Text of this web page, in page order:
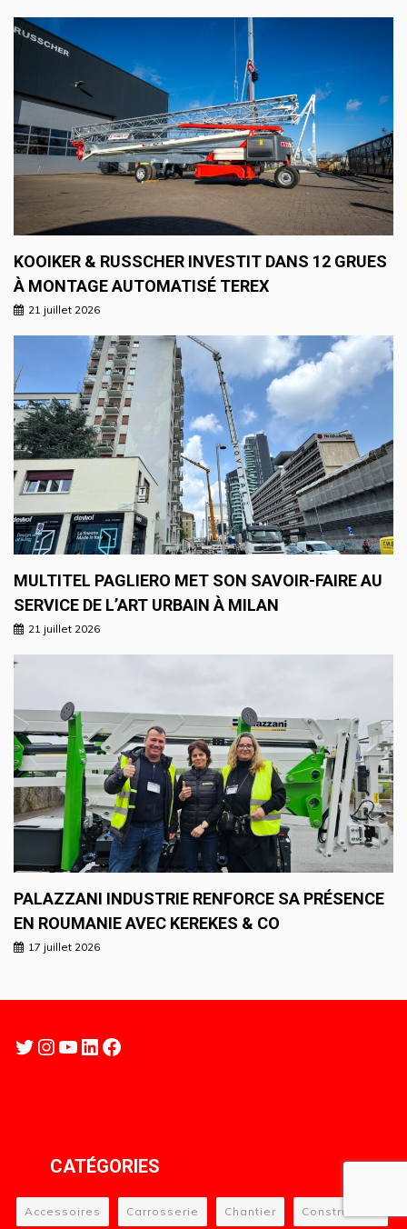
KOOIKER & RUSSCHER INVESTIT DANS 12 GRUES
À MONTAGE AUTOMATISÉ TEREX
21 juillet 2026
MULTITEL PAGLIERO MET SON SAVOIR-FAIRE AU
SERVICE DE L’ART URBAIN À MILAN
21 juillet 2026
PALAZZANI INDUSTRIE RENFORCE SA PRÉSENCE
EN ROUMANIE AVEC KEREKES & CO
17 juillet 2026
Twitter
Instagram
YouTube
LinkedIn
Facebook
CATÉGORIES
Accessoires Carrosserie Chantier Constructeur